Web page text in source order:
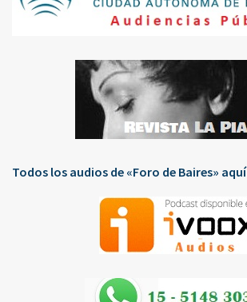
Todos los audios de «Foro de Baires» aquí